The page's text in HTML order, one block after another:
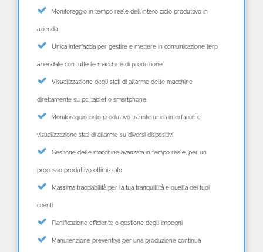
Monitoraggio in tempo reale dell'intero ciclo produttivo in
azienda.
Unica interfaccia per gestire e mettere in comunicazione l’erp
aziendale con tutte le macchine di produzione.
Visualizzazione degli stati di allarme delle macchine
direttamente su pc, tablet o smartphone.
Monitoraggio ciclo produttivo tramite unica interfaccia e
visualizzazione stati di allarme su diversi dispositivi
Gestione delle macchine avanzata in tempo reale, per un
processo produttivo ottimizzato
Massima tracciabilità per la tua tranquillità e quella dei tuoi
clienti
Pianificazione efficiente e gestione degli impegni
Manutenzione preventiva per una produzione continua